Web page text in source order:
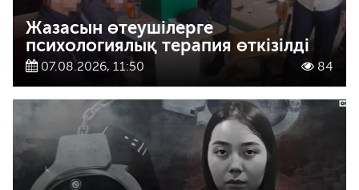
Жазасын өтеушілерге
психологиялық терапия өткізілді
07.08.2026, 11:50 84